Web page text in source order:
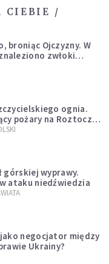
CIEBIE /
broniąc Ojczyzny. W
zwłoki
potopu
ognia.
pożary na Roztoczu
zdjęcie
górskiej wyprawy.
ataku niedźwiedzia
negocjator między
Ukrainy?